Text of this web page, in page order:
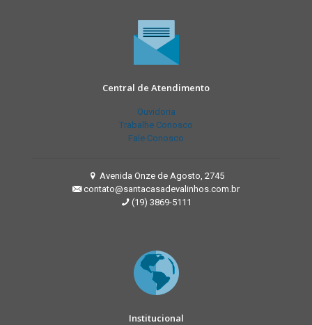
Central de Atendimento
Ouvidoria
Trabalhe Conosco
Fale Conosco
Avenida Onze de Agosto, 2745
contato@santacasadevalinhos.com.br
(19) 3869-5111
Institucional